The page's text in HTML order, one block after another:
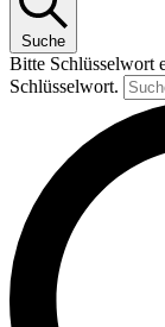
Suche
Bitte Schlüsselwort
Schlüsselwort.